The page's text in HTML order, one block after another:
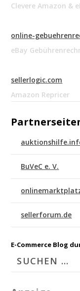
Clevere Amazon &
online-
eBay
sellerlogic.com
Amazon Repricer
BuVeC e. V.
sellerforum.de
E-Commerce Blog